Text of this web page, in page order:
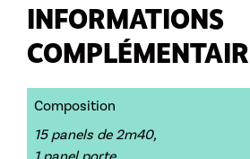
INFORMATIONS
Composition
15 panels de 2m40,
1 panel porte,